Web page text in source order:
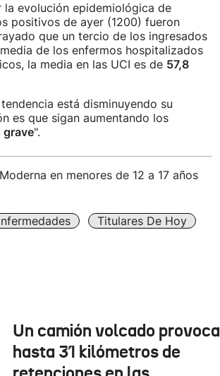
la evolución epidemiológica de
positivos de ayer (1200) fueron
que un tercio de los ingresados
de los enfermos hospitalizados
la media en las UCI es de 57,8
está disminuyendo su
es que sigan aumentando los
grave".
en menores de 12 a 17 años
Titulares De Hoy
Un camión volcado provoca
hasta 31 kilómetros de